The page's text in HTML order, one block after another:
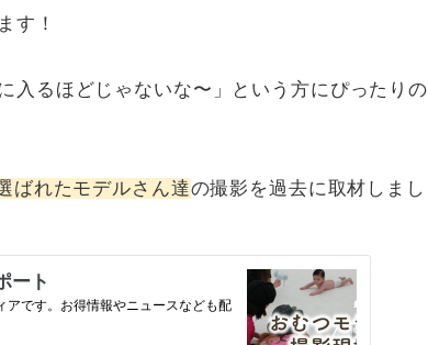
す！
入るほどじゃないな〜」という方にぴったりの
ばれたモデルさん達の撮影を過去に取材しまし